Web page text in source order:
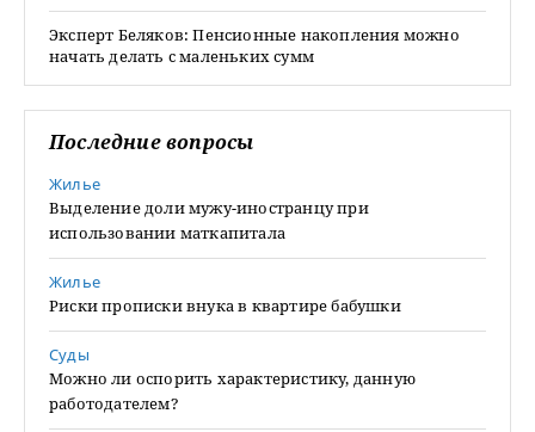
Эксперт Беляков: Пенсионные накопления можно
начать делать с маленьких сумм
Последние вопросы
Жилье
Выделение доли мужу-иностранцу при
использовании маткапитала
Жилье
Риски прописки внука в квартире бабушки
Суды
Можно ли оспорить характеристику, данную
работодателем?